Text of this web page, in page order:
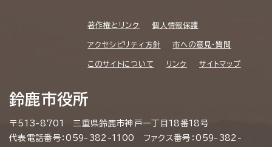
著作権とリンク 個人情報保護
アクセシビリティ方針 市への意見・質問
このサイトについて リンク サイトマップ
鈴鹿市役所
〒513-8701 三重県鈴鹿市神戸一丁目18番18号
代表電話番号：059-382-1100 ファクス番号：059-382-